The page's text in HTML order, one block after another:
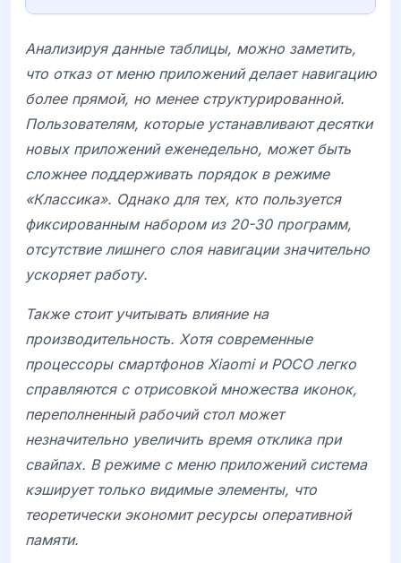
Анализируя данные таблицы, можно заметить,
что отказ от меню приложений делает навигацию
более прямой, но менее структурированной.
Пользователям, которые устанавливают десятки
новых приложений еженедельно, может быть
сложнее поддерживать порядок в режиме
«Классика». Однако для тех, кто пользуется
фиксированным набором из 20-30 программ,
отсутствие лишнего слоя навигации значительно
ускоряет работу.
Также стоит учитывать влияние на
производительность. Хотя современные
процессоры смартфонов Xiaomiи POCOлегко
справляются с отрисовкой множества иконок,
переполненный рабочий стол может
незначительно увеличить время отклика при
свайпах. В режиме с меню приложений система
кэширует только видимые элементы, что
теоретически экономит ресурсы оперативной
памяти.